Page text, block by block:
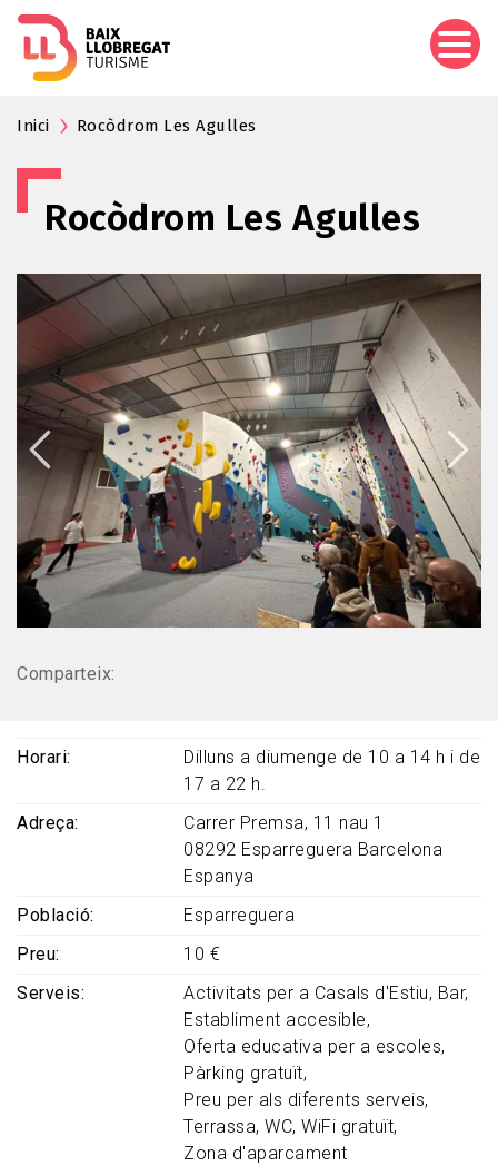
Inici Rocòdrom Les Agulles
Rocòdrom Les Agulles
Comparteix:
Horari
Dilluns a diumenge de 10 a 14 h i de
17 a 22 h.
Adreça
Carrer Premsa, 11 nau 1
08292 Esparreguera Barcelona
Espanya
Població
Esparreguera
Preu
10 €
Serveis
Activitats per a Casals d'Estiu
Bar
Establiment accesible
Oferta educativa per a escoles
Pàrking gratuït
Preu per als diferents serveis
Terrassa WC WiFi gratuït
Zona d'aparcament